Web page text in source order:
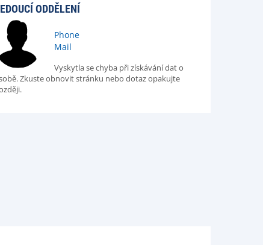
ODDĚLENÍ
Phone
Mail
Vyskytla se chyba při získávání dat o
Zkuste obnovit stránku nebo dotaz opakujte